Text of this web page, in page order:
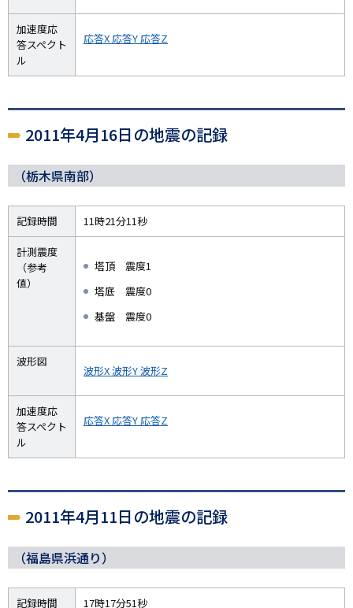
加速度応
答スペクト
ル
応答X 応答Y 応答Z
2011年4月16日の地震の記録
（栃木県南部）
記録時間 11時21分11秒
計測震度
（参考
値）
塔頂 震度1
塔底 震度0
基盤 震度0
波形図
波形X波形Y波形Z
加速度応
答スペクト
ル
応答X 応答Y 応答Z
2011年4月11日の地震の記録
（福島県浜通り）
記録時間 17時17分51秒